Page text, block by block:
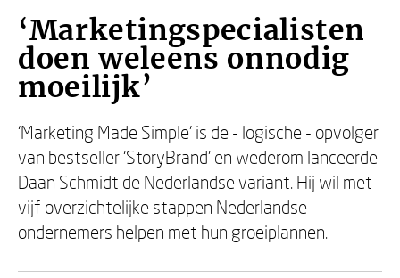
‘Marketingspecialisten
doen weleens onnodig
moeilijk’
‘Marketing Made Simple’ is de - logische - opvolger
van bestseller ‘StoryBrand’ en wederom lanceerde
Daan Schmidt de Nederlandse variant. Hij wil met
vijf overzichtelijke stappen Nederlandse
ondernemers helpen met hun groeiplannen.